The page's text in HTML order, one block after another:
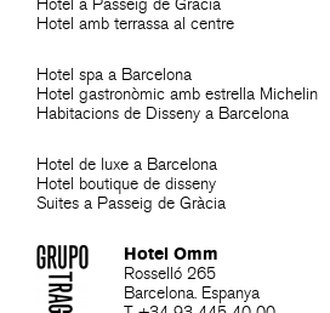
Hotel amb terrassa al centre
Hotel spa a Barcelona
Hotel gastronòmic amb estrella Michelin
Habitacions de Disseny a Barcelona
Hotel de luxe a Barcelona
Hotel boutique de disseny
Suites a Passeig de Gràcia
Hotel Omm
Rosselló 265
Barcelona. Espanya